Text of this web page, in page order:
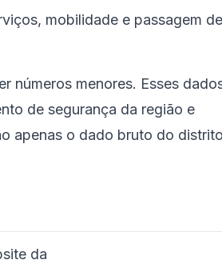
mobilidade e passagem de
números menores. Esses
de segurança da região e
apenas o dado bruto do
da